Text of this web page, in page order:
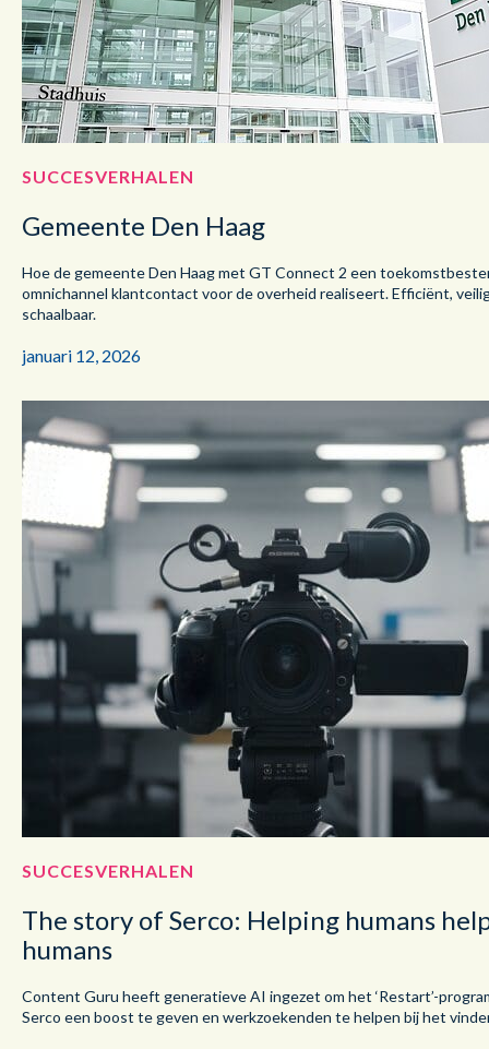
SUCCESVERHALEN
Gemeente Den Haag
Hoe de gemeente Den Haag met GT Connect 2 een
omnichannel klantcontact voor de overheid realiseert. Efficiënt,
schaalbaar.
januari 12, 2026
SUCCESVERHALEN
The story of Serco: Helping humans
humans
Content Guru heeft generatieve AI ingezet om het ‘Restart’-
Serco een boost te geven en werkzoekenden te helpen bij het